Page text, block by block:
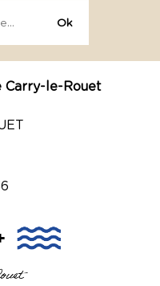
Carry-le-Rouet